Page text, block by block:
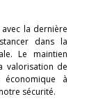
la dernière
dans la
Le maintien
valorisation de
à
sécurité.